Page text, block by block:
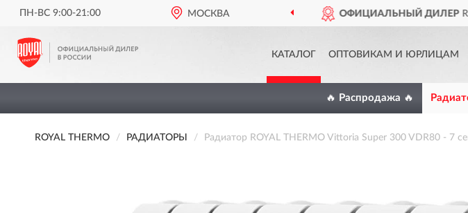
ПН-ВС 9:00-21:00 МОСКВА
ОФИЦИАЛЬНЫЙ ДИЛЕР ROYAL THERMO В РОССИИ
КАТАЛОГ ОПТОВИКАМ И ЮРЛИЦАМ
🔥 Распродажа 🔥
ROYAL THERMO РАДИАТОРЫ Радиатор ROYAL THERMO Vittoria Super 300 VDR80 - 7